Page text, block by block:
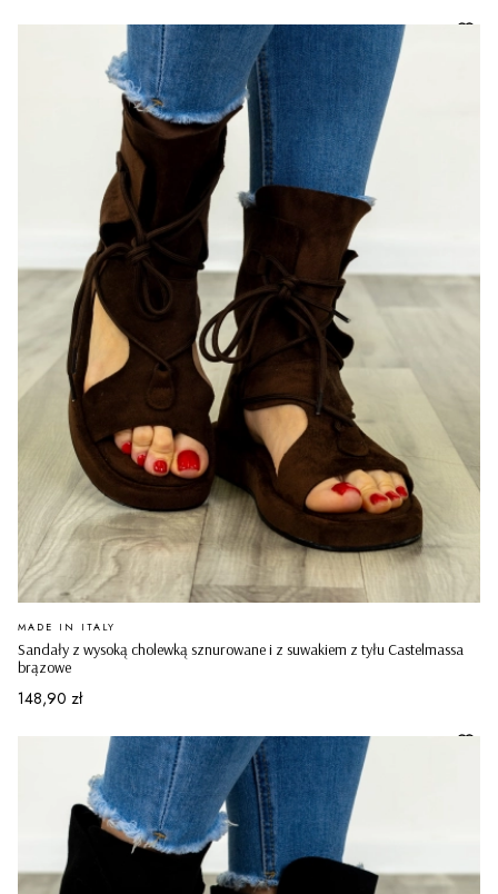
Sandały z wysoką cholewką sznurowane i z suwakiem z tyłu Castelmassa
brązowe
PRODUCENT
MADE IN ITALY
Cena
148,90 zł